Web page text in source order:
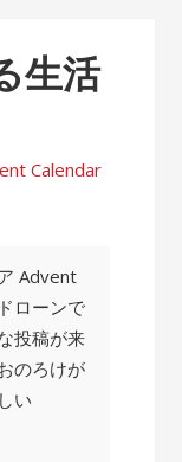
生活
Calendar
Advent
ローンで
投稿が来
のろけが
い